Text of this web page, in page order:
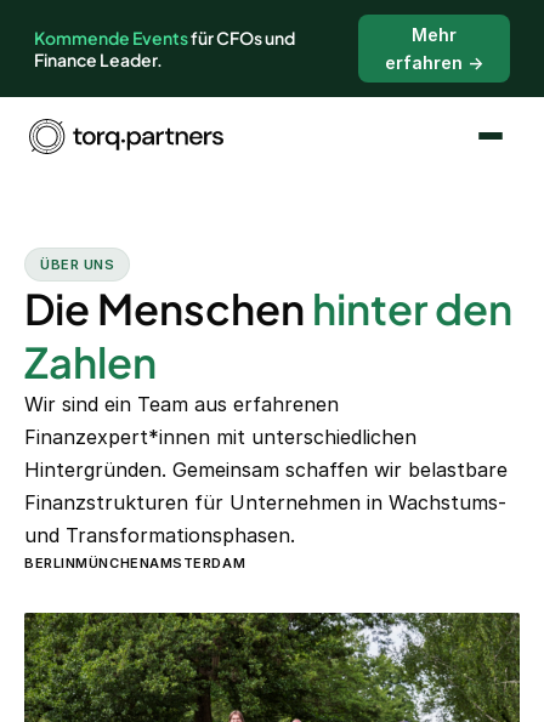
Kommende Eventsfür CFOs und
Finance Leader.
Mehr
erfahren →
ÜBER UNS
Die Menschen hinter den
Zahlen
Wir sind ein Team aus erfahrenen
Finanzexpert*innen mit unterschiedlichen
Hintergründen. Gemeinsam schaffen wir belastbare
Finanzstrukturen für Unternehmen in Wachstums-
und Transformationsphasen.
BERLINMÜNCHENAMSTERDAM